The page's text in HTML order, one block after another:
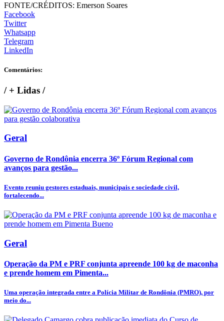
FONTE/CRÉDITOS: Emerson Soares
Facebook
Twitter
Whatsapp
Telegram
LinkedIn
Comentários:
/+ Lidas /
Geral
Governo de Rondônia encerra 36º Fórum Regional com
avanços para gestão...
Evento reuniu gestores estaduais, municipais e sociedade civil,
fortalecendo...
Geral
Operação da PM e PRF conjunta apreende 100 kg de maconha
e prende homem em Pimenta...
Uma operação integrada entre a Polícia Militar de Rondônia (PMRO), por
meio do...